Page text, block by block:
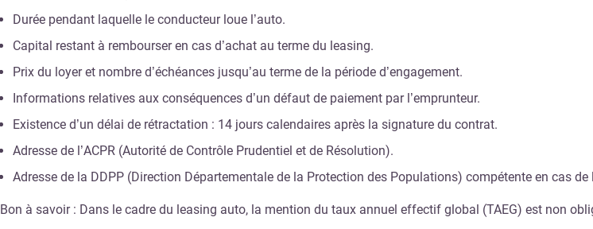
Durée pendant laquelle le conducteur loue l’auto.
Capital restant à rembourser en cas d’achat au terme du leasing.
Prix du loyer et nombre d’échéances jusqu’au terme de la période d’engagement.
Informations relatives aux conséquences d’un défaut de paiement par l’emprunteur.
Existence d’un délai de rétractation : 14 jours calendaires après la signature du contrat.
Adresse de l’ACPR (Autorité de Contrôle Prudentiel et de Résolution).
Adresse de la DDPP (Direction Départementale de la Protection des Populations) compétente en cas de
Bon à savoir : Dans le cadre du leasing auto, la mention du taux annuel effectif global (TAEG) est non